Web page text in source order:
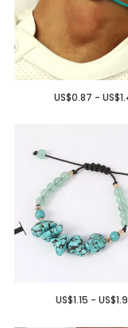
US$0.87 -
US$1.15 -